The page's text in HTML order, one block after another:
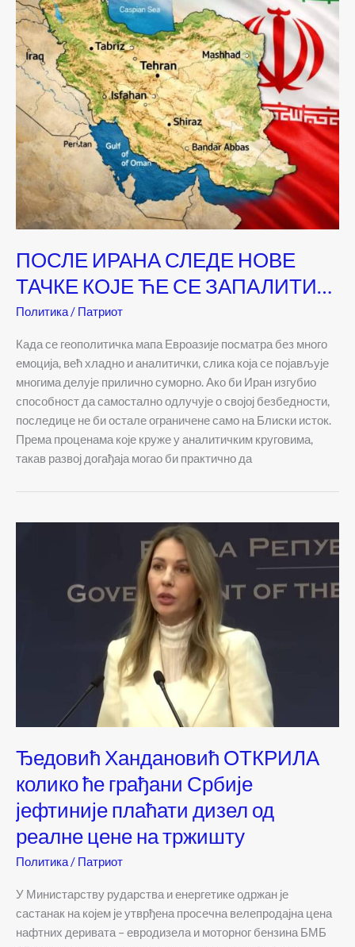
ПОСЛЕ ИРАНА СЛЕДЕ НОВЕ
ТАЧКЕ КОЈЕ ЋЕ СЕ ЗАПАЛИТИ…
Политика/ Патриот
Када се геополитичка мапа Евроазије посматра без много
емоција, већ хладно и аналитички, слика која се појављује
многима делује прилично суморно. Ако би Иран изгубио
способност да самостално одлучује о својој безбедности,
последице не би остале ограничене само на Блиски исток.
Према проценама које круже у аналитичким круговима,
такав развој догађаја могао би практично да
Ђедовић Хандановић ОТКРИЛА
колико ће грађани Србије
јефтиније плаћати дизел од
реалне цене на тржишту
Политика/ Патриот
У Министарству рударства и енергетике одржан је
састанак на којем је утврђена просечна велепродајна цена
нафтних деривата – евродизела и моторног бензина БМБ